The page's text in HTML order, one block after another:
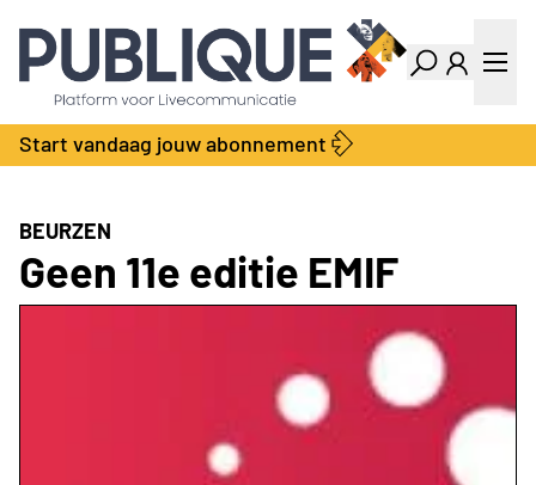
Industry Dashboard
Vacatures
Kalender
Producten
Bedrijvengids
Locatie Finder
Contact
Over ons
Adverteren
Start vandaag jouw abonnement
BEURZEN
Geen 11e editie EMIF